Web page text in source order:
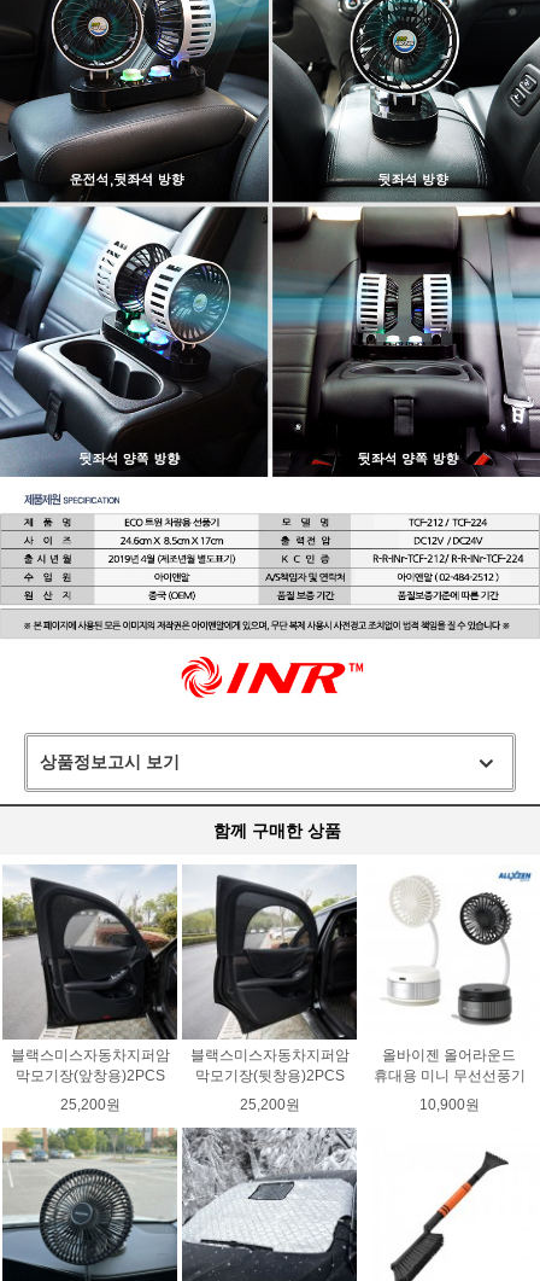
상품정보고시 보기
함께 구매한 상품
블랙스미스자동차지퍼암
막모기장(앞창용)2PCS
25,200원
블랙스미스자동차지퍼암
막모기장(뒷창용)2PCS
25,200원
올바이젠 올어라운드
휴대용 미니 무선선풍기
10,900원